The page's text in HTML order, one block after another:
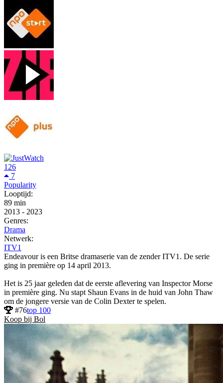
126
7
Popularity
Looptijd:
89 min
2013 - 2023
Genres:
Drama
Netwerk:
ITV1
Endeavour is een Britse dramaserie van de zender ITV1. De serie
ging in première op 14 april 2013.
Het is 25 jaar geleden dat de eerste aflevering van Inspector Morse
in première ging. Nu stapt Shaun Evans in de huid van John Thaw
om de jongere versie van de Colin Dexter te spelen.
#76top 100
Koop bij Bol